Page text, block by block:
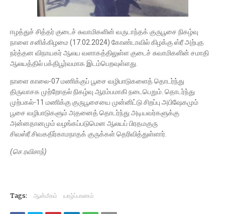
ஈழத்துச் சித்தர் குடைச் சுவாமிகளின் வருடாந்தக் குருபூசை நிகழ்வு
நாளை சனிக்கிழமை (17.02.2024) கோண்டாவில் கிழக்கு ஸ்ரீ அற்புத
நர்த்தன விநாயகர் ஆலய வளாகத்திலுள்ள குடைச் சுவாமிகளின் சமாதி
ஆலயத்தில் பக்திபூர்வமாக இடம்பெறவுள்ளது.
நாளை காலை-07 மணிக்குப் பூசை வழிபாடுகளைத் தொடர்ந்து
திருவாசக முற்றோதல் நிகழ்வு ஆரம்பமாகி நடைபெறும். தொடர்ந்து
முற்பகல்-11 மணிக்கு குருபூசையை முன்னிட்டு சிறப்பு அபிஷேகமும்
பூசை வழிபாடுகளும் அதனைத் தொடர்ந்து அடியவர்களுக்கு
அன்னதானமும் வழங்கப்படுமென ஆலயப் பிரதமகுரு
சிவஸ்ரீ.சிவகதிர்காமநாதக் குருக்கள் தெரிவித்துள்ளார்.
(செ.ரவிசாந்)
Tags: ஆன்மீகம் யாழ்ப்பாணம்